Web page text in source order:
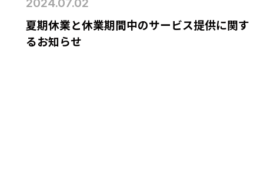
2024.07.02
夏期休業と休業期間中のサービス提供に関す
るお知らせ